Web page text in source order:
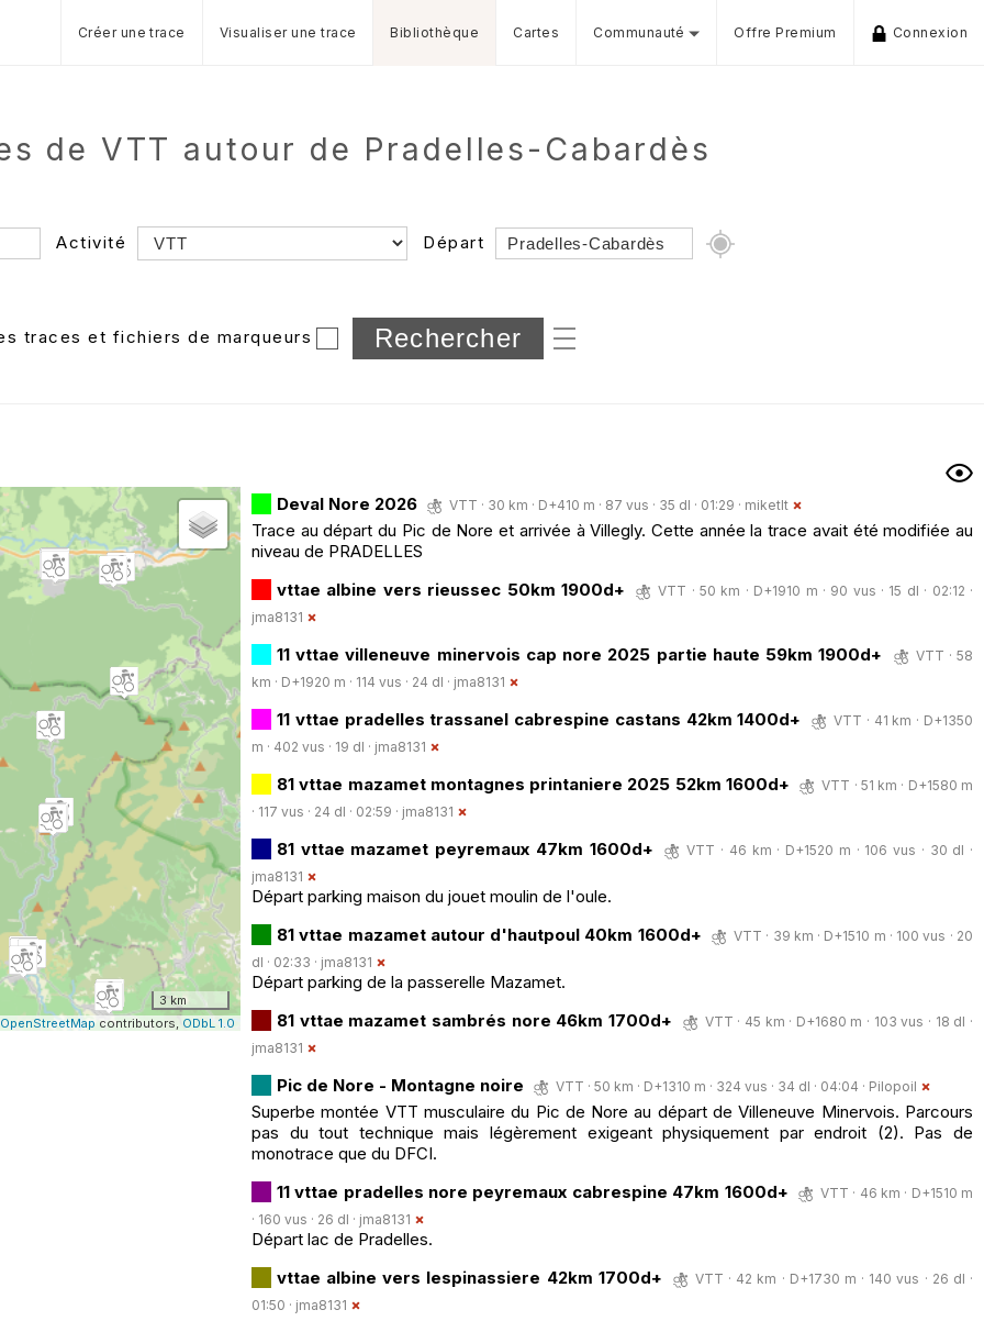
Créer une trace Visualiser une trace Bibliothèque Cartes Communauté Offre Premium Connexion
de VTT autour de Pradelles-Cabardès
Activité Départ
Dossier
et sous-dossiers
traces et fichiers de marqueurs
3 km
OpenStreetMap contributors, ODbL 1.0
Deval Nore 2026 VTT · 30 km · D+410 m · 87 vus · 35 dl · 01:29 · miketlt
Trace au départ du Pic de Nore et arrivée à Villegly. Cette année la trace avait été modifiée au
niveau de PRADELLES
vttae albine vers rieussec 50km 1900d+
VTT · 50 km · D+1910 m · 90 vus · 15 dl · 02:12 ·
jma8131
11 vttae villeneuve minervois cap nore 2025 partie haute 59km 1900d+
VTT · 58
km · D+1920 m · 114 vus · 24 dl · jma8131
11 vttae pradelles trassanel cabrespine castans 42km 1400d+
VTT · 41 km · D+1350
m · 402 vus · 19 dl · jma8131
81 vttae mazamet montagnes printaniere 2025 52km 1600d+
VTT · 51 km · D+1580 m
· 117 vus · 24 dl · 02:59 · jma8131
81 vttae mazamet peyremaux 47km 1600d+
VTT · 46 km · D+1520 m · 106 vus · 30 dl ·
jma8131
Départ parking maison du jouet moulin de l'oule.
81 vttae mazamet autour d'hautpoul 40km 1600d+
VTT · 39 km · D+1510 m · 100 vus · 20
dl · 02:33 · jma8131
Départ parking de la passerelle Mazamet.
81 vttae mazamet sambrés nore 46km 1700d+
VTT · 45 km · D+1680 m · 103 vus · 18 dl ·
jma8131
Pic de Nore - Montagne noire VTT · 50 km · D+1310 m · 324 vus · 34 dl · 04:04 · Pilopoil
Superbe montée VTT musculaire du Pic de Nore au départ de Villeneuve Minervois. Parcours
pas du tout technique mais légèrement exigeant physiquement par endroit (2). Pas de
monotrace que du DFCI.
11 vttae pradelles nore peyremaux cabrespine 47km 1600d+
VTT · 46 km · D+1510 m
· 160 vus · 26 dl · jma8131
Départ lac de Pradelles.
vttae albine vers lespinassiere 42km 1700d+
VTT · 42 km · D+1730 m · 140 vus · 26 dl ·
01:50 · jma8131